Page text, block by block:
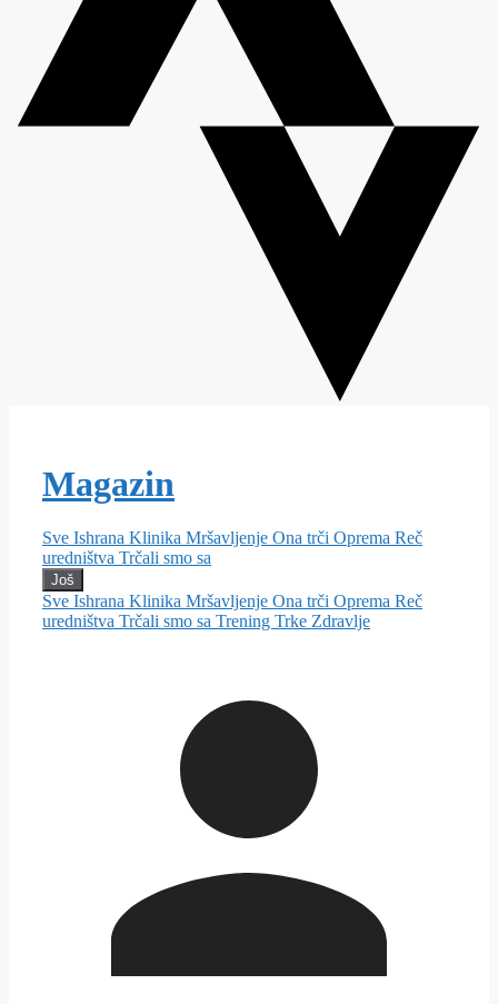
Magazin
Sve Ishrana Klinika Mršavljenje Ona trči Oprema Reč
uredništva Trčali smo sa
Još
Sve Ishrana Klinika Mršavljenje Ona trči Oprema Reč
uredništva Trčali smo sa Trening Trke Zdravlje